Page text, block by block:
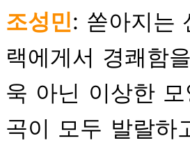
조성민: 쏟아지는
랙에게서 경쾌함
욱 아닌 이상한
곡이 모두 발랄하